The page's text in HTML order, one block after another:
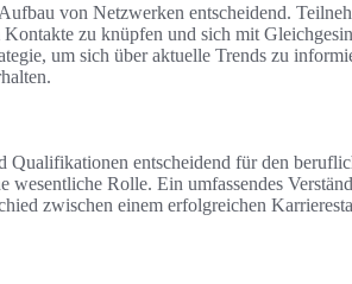
von Netzwerken entscheidend.
zu knüpfen und sich mit
um sich über aktuelle Trends zu
Qualifikationen entscheidend für den
wesentliche Rolle. Ein umfassendes
zwischen einem erfolgreichen